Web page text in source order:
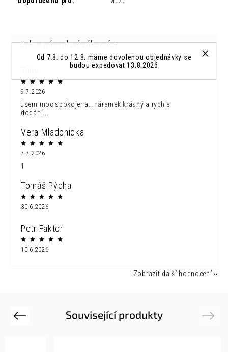
Od 7.8. do 12.8. máme dovolenou objednávky se
budou expedovat 13.8.2026
9.7.2026
Jsem moc spokojena...náramek krásný a rychle
dodání...
Vera Mladonicka
7.7.2026
1
Tomáš Pýcha
30.6.2026
Petr Faktor
10.6.2026
Zobrazit další hodnocení
Související produkty
Previous Next